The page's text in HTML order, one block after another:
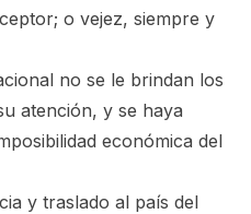
o vejez, siempre y
no se le brindan los
atención, y se haya
económica del
y traslado al país del